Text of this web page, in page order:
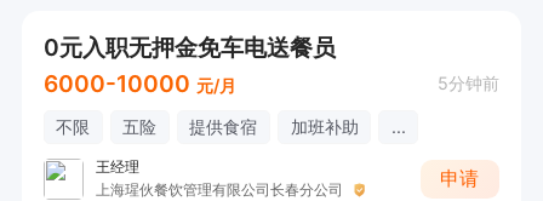
0元入职无押金免车电送餐员
6000-10000 元/月 5分钟前
不限 五险 提供食宿 加班补助 ...
王经理
上海瑆伙餐饮管理有限公司长春分公司
申请